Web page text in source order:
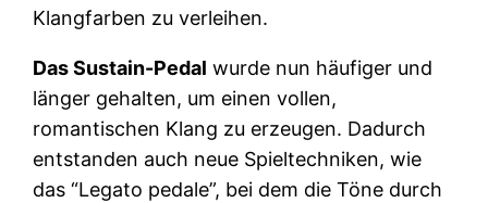
Klangfarben zu verleihen.
Das Sustain-Pedal wurde nun häufiger und
länger gehalten, um einen vollen,
romantischen Klang zu erzeugen. Dadurch
entstanden auch neue Spieltechniken, wie
das “Legato pedale”, bei dem die Töne durch